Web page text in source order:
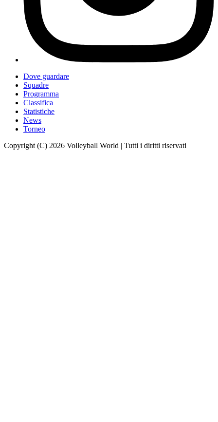
Dove guardare
Squadre
Programma
Classifica
Statistiche
News
Torneo
Copyright (C) 2026 Volleyball World | Tutti i diritti riservati